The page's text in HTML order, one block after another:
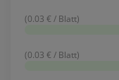
(0.03 € / Blatt)
(0.03 € / Blatt)